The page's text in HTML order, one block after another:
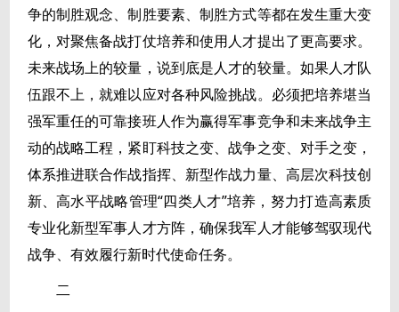
争的制胜观念、制胜要素、制胜方式等都在发生重大变
化，对聚焦备战打仗培养和使用人才提出了更高要求。
未来战场上的较量，说到底是人才的较量。如果人才队
伍跟不上，就难以应对各种风险挑战。必须把培养堪当
强军重任的可靠接班人作为赢得军事竞争和未来战争主
动的战略工程，紧盯科技之变、战争之变、对手之变，
体系推进联合作战指挥、新型作战力量、高层次科技创
新、高水平战略管理“四类人才”培养，努力打造高素质
专业化新型军事人才方阵，确保我军人才能够驾驭现代
战争、有效履行新时代使命任务。
二